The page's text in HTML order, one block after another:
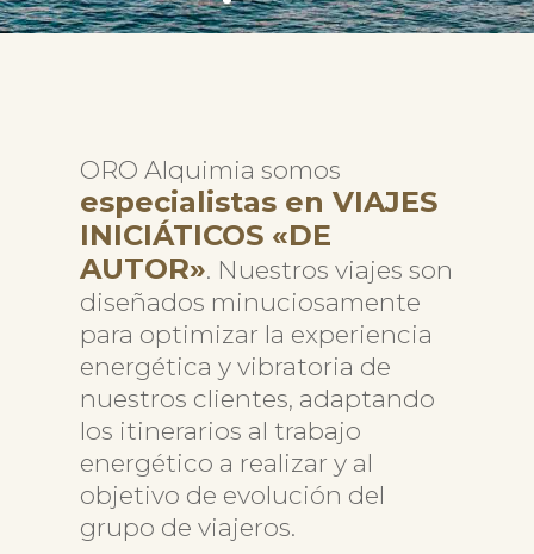
ORO Alquimia somos
especialistas en VIAJES
INICIÁTICOS «DE
AUTOR». Nuestros viajes son
diseñados minuciosamente
para optimizar la experiencia
energética y vibratoria de
nuestros clientes, adaptando
los itinerarios al trabajo
energético a realizar y al
objetivo de evolución del
grupo de viajeros.